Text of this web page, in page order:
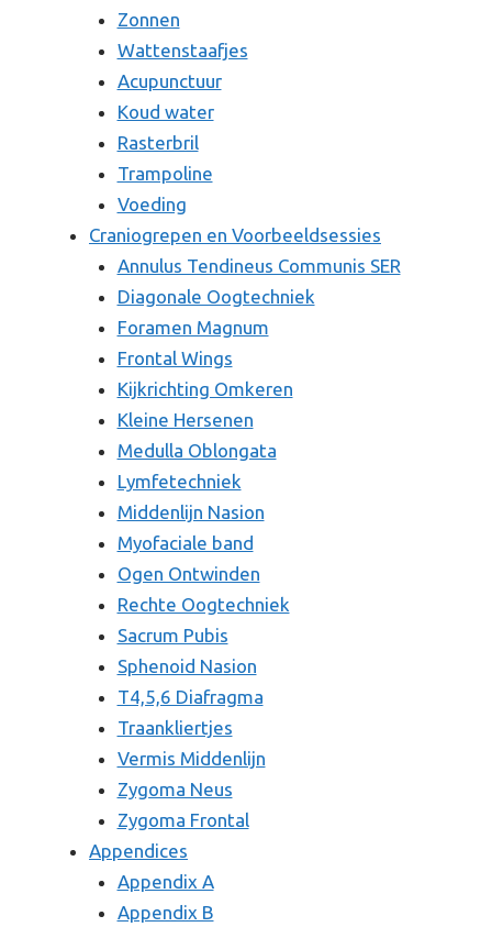
Zonnen
Wattenstaafjes
Acupunctuur
Koud water
Rasterbril
Trampoline
Voeding
Craniogrepen en Voorbeeldsessies
Annulus Tendineus Communis SER
Diagonale Oogtechniek
Foramen Magnum
Frontal Wings
Kijkrichting Omkeren
Kleine Hersenen
Medulla Oblongata
Lymfetechniek
Middenlijn Nasion
Myofaciale band
Ogen Ontwinden
Rechte Oogtechniek
Sacrum Pubis
Sphenoid Nasion
T4,5,6 Diafragma
Traankliertjes
Vermis Middenlijn
Zygoma Neus
Zygoma Frontal
Appendices
Appendix A
Appendix B